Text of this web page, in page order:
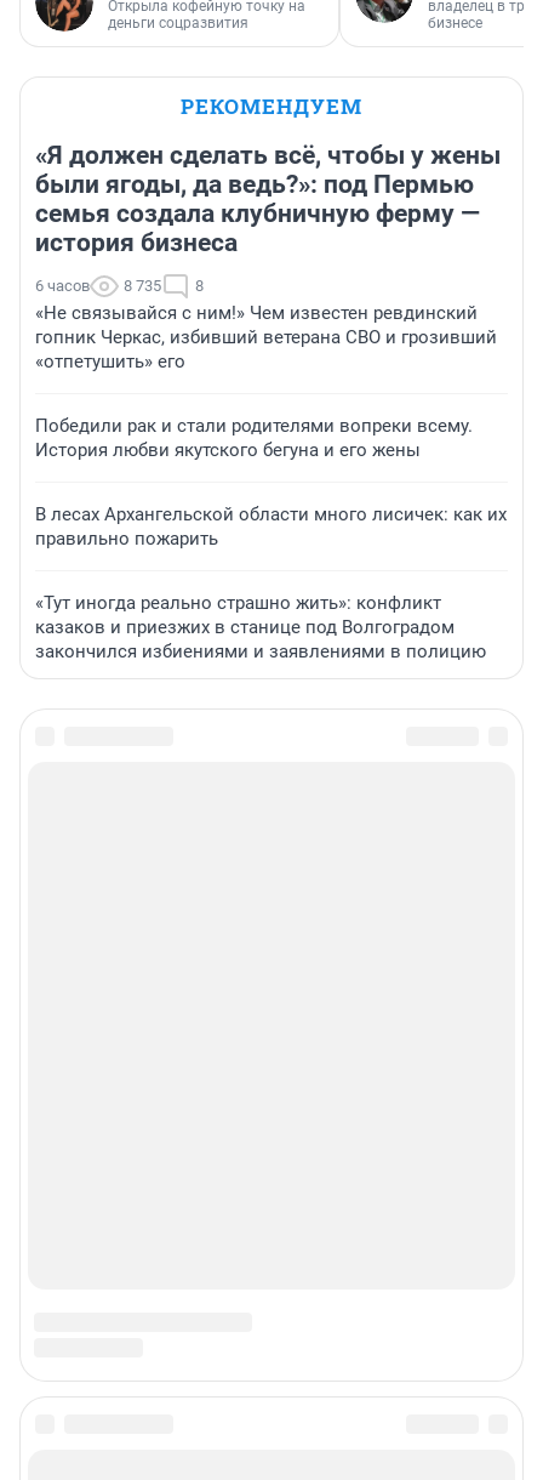
Открыла кофейную точку на
деньги соцразвития
владелец в
бизнесе
РЕКОМЕНДУЕМ
«Я должен сделать всё, чтобы у жены
были ягоды, да ведь?»: под Пермью
семья создала клубничную ферму —
история бизнеса
6 часов 8 735 8
«Не связывайся с ним!» Чем известен ревдинский
гопник Черкас, избивший ветерана СВО и грозивший
«отпетушить» его
Победили рак и стали родителями вопреки всему.
История любви якутского бегуна и его жены
В лесах Архангельской области много лисичек: как их
правильно пожарить
«Тут иногда реально страшно жить»: конфликт
казаков и приезжих в станице под Волгоградом
закончился избиениями и заявлениями в полицию